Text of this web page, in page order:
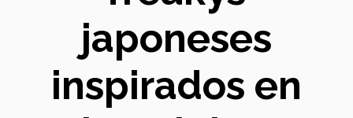
japoneses
inspirados en